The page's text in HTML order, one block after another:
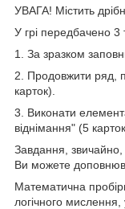
УВАГА! Містить
У грі передбачено 3
1. За зразком
2. Продовжити ряд,
карток).
3. Виконати
віднімання" (5
Завдання,
Ви можете
Математична
логічного мислення,